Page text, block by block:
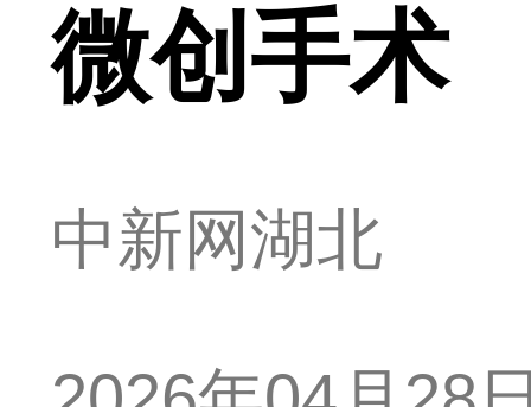
微创手术
中新网湖北